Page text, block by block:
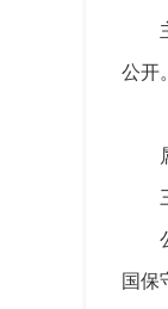
公开。
国保